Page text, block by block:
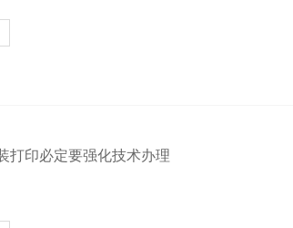
打印必定要强化技术办理